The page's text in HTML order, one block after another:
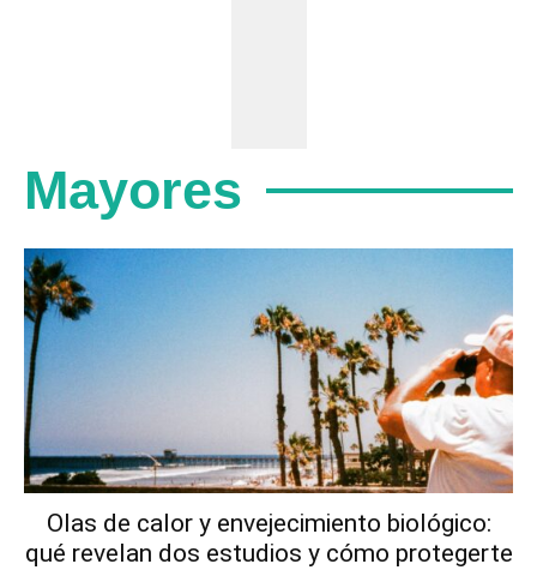
Mayores
Olas de calor y envejecimiento biológico:
qué revelan dos estudios y cómo protegerte